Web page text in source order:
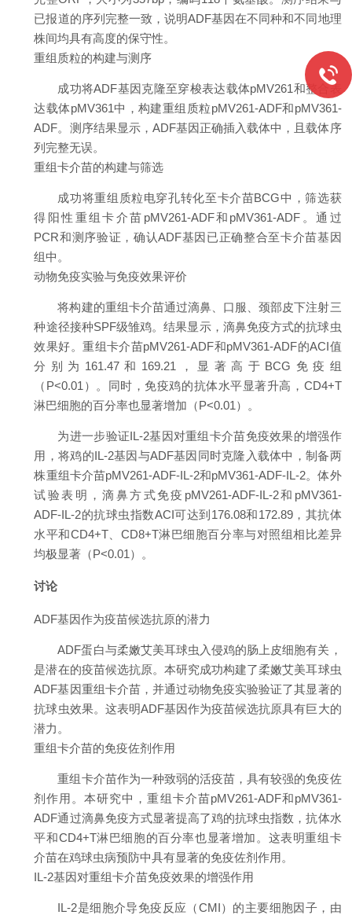
已报道的序列完整一致，说明ADF基因在不同种和不同地理
株间均具有高度的保守性。
重组质粒的构建与测序
成功将ADF基因克隆至穿梭表达载体pMV261和整合表
达载体pMV361中，构建重组质粒pMV261-ADF和pMV361-
ADF。测序结果显示，ADF基因正确插入载体中，且载体序
列完整无误。
重组卡介苗的构建与筛选
成功将重组质粒电穿孔转化至卡介苗BCG中，筛选获
得阳性重组卡介苗pMV261-ADF和pMV361-ADF。通过
PCR和测序验证，确认ADF基因已正确整合至卡介苗基因
组中。
动物免疫实验与免疫效果评价
将构建的重组卡介苗通过滴鼻、口服、颈部皮下注射三
种途径接种SPF级雏鸡。结果显示，滴鼻免疫方式的抗球虫
效果好。重组卡介苗pMV261-ADF和pMV361-ADF的ACI值
分别为161.47和169.21，显著高于BCG免疫组
（P<0.01）。同时，免疫鸡的抗体水平显著升高，CD4+T
淋巴细胞的百分率也显著增加（P<0.01）。
为进一步验证IL-2基因对重组卡介苗免疫效果的增强作
用，将鸡的IL-2基因与ADF基因同时克隆入载体中，制备两
株重组卡介苗pMV261-ADF-IL-2和pMV361-ADF-IL-2。体外
试验表明，滴鼻方式免疫pMV261-ADF-IL-2和pMV361-
ADF-IL-2的抗球虫指数ACI可达到176.08和172.89，其抗体
水平和CD4+T、CD8+T淋巴细胞百分率与对照组相比差异
均极显著（P<0.01）。
讨论
ADF基因作为疫苗候选抗原的潜力
ADF蛋白与柔嫩艾美耳球虫入侵鸡的肠上皮细胞有关，
是潜在的疫苗候选抗原。本研究成功构建了柔嫩艾美耳球虫
ADF基因重组卡介苗，并通过动物免疫实验验证了其显著的
抗球虫效果。这表明ADF基因作为疫苗候选抗原具有巨大的
潜力。
重组卡介苗的免疫佐剂作用
重组卡介苗作为一种致弱的活疫苗，具有较强的免疫佐
剂作用。本研究中，重组卡介苗pMV261-ADF和pMV361-
ADF通过滴鼻免疫方式显著提高了鸡的抗球虫指数，抗体水
平和CD4+T淋巴细胞的百分率也显著增加。这表明重组卡
介苗在鸡球虫病预防中具有显著的免疫佐剂作用。
IL-2基因对重组卡介苗免疫效果的增强作用
IL-2是细胞介导免疫反应（CMI）的主要细胞因子，由